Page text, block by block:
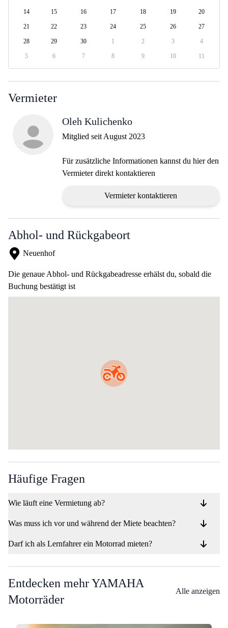
14 15 16 17 18 19 20
21 22 23 24 25 26 27
28 29 30 1 2 3 4
5 6 7 8 9 10 11
Vermieter
Oleh Kulichenko
Mitglied seit August 2023
Für zusätzliche Informationen kannst du hier den
Vermieter direkt kontaktieren
Vermieter kontaktieren
Abhol- und Rückgabeort
Neuenhof
Die genaue Abhol- und Rückgabeadresse erhälst du, sobald die
Buchung bestätigt ist
Häufige Fragen
Wie läuft eine Vermietung ab?
Was muss ich vor und während der Miete beachten?
Darf ich als Lernfahrer ein Motorrad mieten?
Entdecken mehr YAMAHA
Motorräder
Alle anzeigen